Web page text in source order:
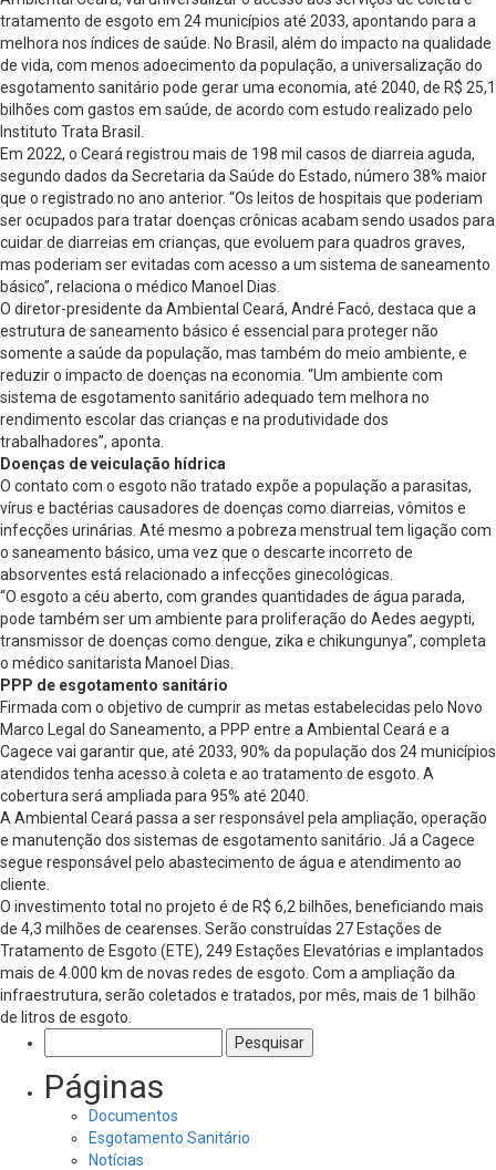
tratamento de esgoto em 24 municípios até 2033, apontando para a
melhora nos índices de saúde. No Brasil, além do impacto na qualidade
de vida, com menos adoecimento da população, a universalização do
esgotamento sanitário pode gerar uma economia, até 2040, de R$ 25,1
bilhões com gastos em saúde, de acordo com estudo realizado pelo
Instituto Trata Brasil.
Em 2022, o Ceará registrou mais de 198 mil casos de diarreia aguda,
segundo dados da Secretaria da Saúde do Estado, número 38% maior
que o registrado no ano anterior. “Os leitos de hospitais que poderiam
ser ocupados para tratar doenças crônicas acabam sendo usados para
cuidar de diarreias em crianças, que evoluem para quadros graves,
mas poderiam ser evitadas com acesso a um sistema de saneamento
básico”, relaciona o médico Manoel Dias.
O diretor-presidente da Ambiental Ceará, André Facó, destaca que a
estrutura de saneamento básico é essencial para proteger não
somente a saúde da população, mas também do meio ambiente, e
reduzir o impacto de doenças na economia. “Um ambiente com
sistema de esgotamento sanitário adequado tem melhora no
rendimento escolar das crianças e na produtividade dos
trabalhadores”, aponta.
Doenças de veiculação hídrica
O contato com o esgoto não tratado expõe a população a parasitas,
vírus e bactérias causadores de doenças como diarreias, vômitos e
infecções urinárias. Até mesmo a pobreza menstrual tem ligação com
o saneamento básico, uma vez que o descarte incorreto de
absorventes está relacionado a infecções ginecológicas.
“O esgoto a céu aberto, com grandes quantidades de água parada,
pode também ser um ambiente para proliferação do Aedes aegypti,
transmissor de doenças como dengue, zika e chikungunya”, completa
o médico sanitarista Manoel Dias.
PPP de esgotamento sanitário
Firmada com o objetivo de cumprir as metas estabelecidas pelo Novo
Marco Legal do Saneamento, a PPP entre a Ambiental Ceará e a
Cagece vai garantir que, até 2033, 90% da população dos 24 municípios
atendidos tenha acesso à coleta e ao tratamento de esgoto. A
cobertura será ampliada para 95% até 2040.
A Ambiental Ceará passa a ser responsável pela ampliação, operação
e manutenção dos sistemas de esgotamento sanitário. Já a Cagece
segue responsável pelo abastecimento de água e atendimento ao
cliente.
O investimento total no projeto é de R$ 6,2 bilhões, beneficiando mais
de 4,3 milhões de cearenses. Serão construídas 27 Estações de
Tratamento de Esgoto (ETE), 249 Estações Elevatórias e implantados
mais de 4.000 km de novas redes de esgoto. Com a ampliação da
infraestrutura, serão coletados e tratados, por mês, mais de 1 bilhão
de litros de esgoto.
por:
Páginas
Documentos
Esgotamento Sanitário
Notícias